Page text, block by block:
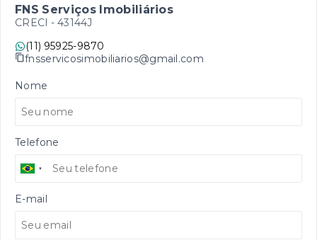
FNS Serviços Imobiliários
CRECI - 43144J
(11) 95925-9870
fnsservicosimobiliarios@gmail.com
Nome
Telefone
E-mail